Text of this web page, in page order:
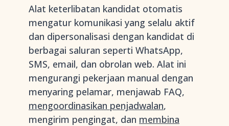
Alat keterlibatan kandidat otomatis
mengatur komunikasi yang selalu aktif
dan dipersonalisasi dengan kandidat di
berbagai saluran seperti WhatsApp,
SMS, email, dan obrolan web. Alat ini
mengurangi pekerjaan manual dengan
menyaring pelamar, menjawab FAQ,
mengoordinasikan penjadwalan,
mengirim pengingat, dan membina